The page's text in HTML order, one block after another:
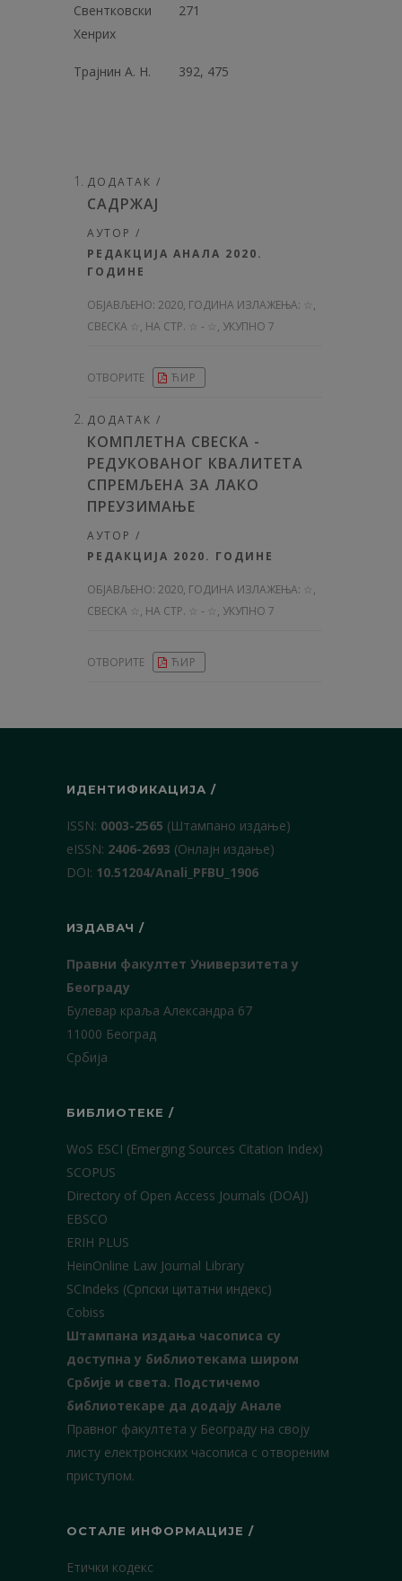
Свентковски
Хенрих
271
Трајнин А. Н. 392, 475
ДОДАТАК /
САДРЖАЈ
АУТОР /
РЕДАКЦИЈА АНАЛА 2020.
ГОДИНЕ
ОБЈАВЉЕНО: 2020, ГОДИНА ИЗЛАЖЕЊА: ☆ ,
СВЕСКА ☆, НА СТР. ☆ - ☆, УКУПНО 7
ОТВОРИТЕ ЋИР
ДОДАТАК /
КОМПЛЕТНА СВЕСКА -
РЕДУКОВАНОГ КВАЛИТЕТА
СПРЕМЉЕНА ЗА ЛАКО
ПРЕУЗИМАЊЕ
АУТОР /
РЕДАКЦИЈА 2020. ГОДИНЕ
ОБЈАВЉЕНО: 2020, ГОДИНА ИЗЛАЖЕЊА: ☆ ,
СВЕСКА ☆, НА СТР. ☆ - ☆, УКУПНО 7
ОТВОРИТЕ ЋИР
ИДЕНТИФИКАЦИЈА /
ISSN: 0003-2565 (Штампано издање)
еISSN: 2406-2693 (Онлајн издање)
DOI: 10.51204/Anali_PFBU_1906
ИЗДАВАЧ /
Правни факултет Универзитета у
Београду
Булевар краља Александра 67
11000 Београд
Србија
БИБЛИОТЕКЕ /
WoS ESCI (Emerging Sources Citation Index)
SCOPUS
Directory of Open Access Journals (DOAJ)
EBSCO
ERIH PLUS
HeinOnline Law Journal Library
SCIndeks (Српски цитатни индекс)
Cobiss
Штампана издања часописа су
доступна у библиотекама широм
Србије и света. Подстичемо
библиотекаре да додају Анале
Правног факултета у Београду на своју
листу електронских часописа с отвореним
приступом.
ОСТАЛЕ ИНФОРМАЦИЈЕ /
Етички кодекс